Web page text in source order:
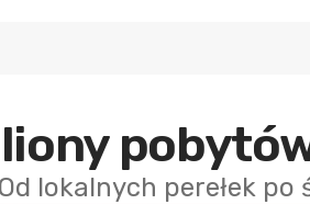
Od lokalnych perełek